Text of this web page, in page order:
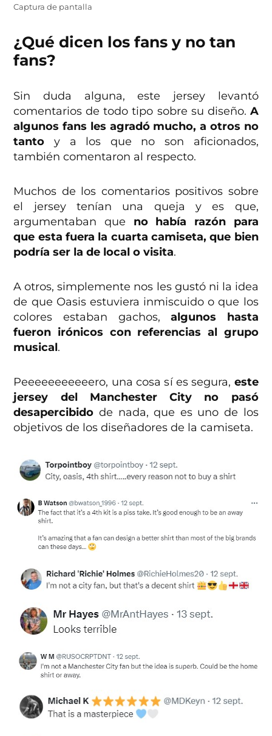
Captura de pantalla
¿Qué dicen los fans y no tan
fans?
Sin duda alguna, este jersey levantó
comentarios de todo tipo sobre su diseño. A
algunos fans les agradó mucho, a otros no
tanto y a los que no son aficionados,
también comentaron al respecto.
Muchos de los comentarios positivos sobre
el jersey tenían una queja y es que,
argumentaban que no había razón para
que esta fuera la cuarta camiseta, que bien
podría ser la de local o visita.
A otros, simplemente nos les gustó ni la idea
de que Oasis estuviera inmiscuido o que los
colores estaban gachos,algunos hasta
fueron irónicos con referencias al grupo
musical.
Peeeeeeeeeeero, una cosa sí es segura, este
jersey del Manchester City no pasó
desapercibido de nada, que es uno de los
objetivos de los diseñadores de la camiseta.